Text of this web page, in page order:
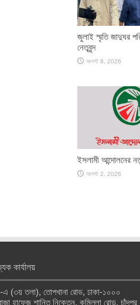
জুলাই স্মৃতি জাদুঘর
নেতৃবৃন্দ
আগস্ট 8, 2026
ইসলামী আন্দোলনের
আগস্ট 2, 2026
কার্যালয়
এ (৩য় তলা), তোপখানা রোড, ঢাকা-১০০০
হাফেজ শান্তি নিকেতন, কুমিল্লা রোড,